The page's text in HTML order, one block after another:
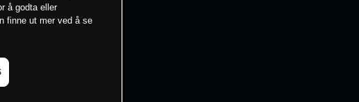
å godta eller
finne ut mer ved å se